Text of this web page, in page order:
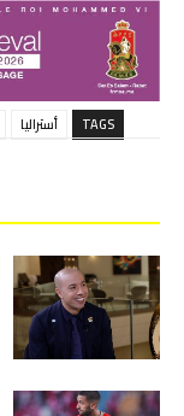
TAGS أستراليا